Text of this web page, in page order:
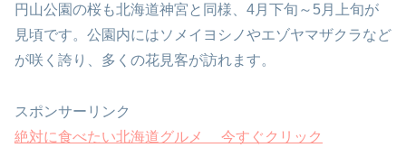
円山公園の桜も北海道神宮と同様、4月下旬～5月上旬が
見頃です。公園内にはソメイヨシノやエゾヤマザクラなど
が咲く誇り、多くの花見客が訪れます。
スポンサーリンク
絶対に食べたい北海道グルメ 今すぐクリック